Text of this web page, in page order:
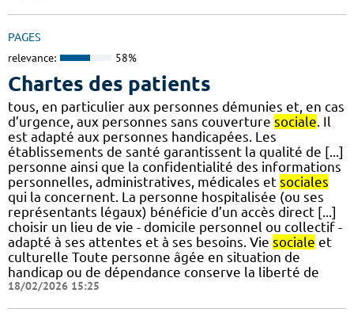
PAGES
relevance: 58%
Chartes des patients
tous, en particulier aux personnes démunies et, en cas
d’urgence, aux personnes sans couverture sociale. Il
est adapté aux personnes handicapées. Les
établissements de santé garantissent la qualité de [...]
personne ainsi que la confidentialité des informations
personnelles, administratives, médicales et sociales
qui la concernent. La personne hospitalisée (ou ses
représentants légaux) bénéficie d’un accès direct [...]
choisir un lieu de vie - domicile personnel ou collectif -
adapté à ses attentes et à ses besoins. Vie sociale et
culturelle Toute personne âgée en situation de
handicap ou de dépendance conserve la liberté de
18/02/2026 15:25